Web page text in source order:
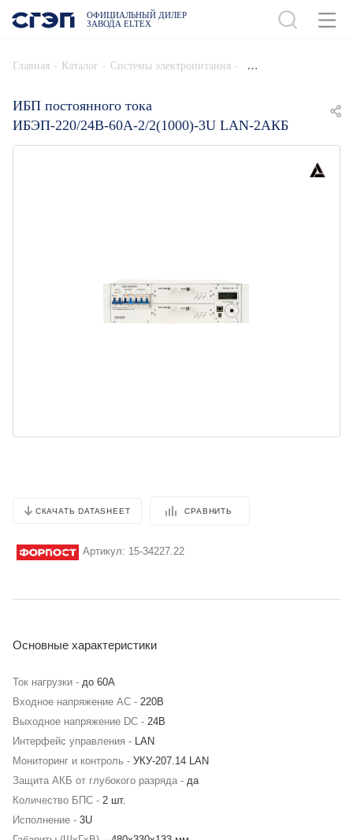
ОФИЦИАЛЬНЫЙ ДИЛЕР
ЗАВОДА ELTEX
Главная - Каталог - Системы электропитания -
ИБП постоянного тока
ИБЭП-220/24В-60А-2/2(1000)-3U LAN-2АКБ
СКАЧАТЬ DATASHEET СРАВНИТЬ
Артикул: 15-34227.22
Основные характеристики
Ток нагрузки - до 60А
Входное напряжение AC - 220В
Выходное напряжение DC - 24В
Интерфейс управления - LAN
Мониторинг и контроль - УКУ-207.14 LAN
Защита АКБ от глубокого разряда - да
Количество БПС - 2 шт.
Исполнение - 3U